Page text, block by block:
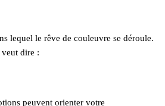
lequel le rêve de couleuvre se déroule.
dire :
peuvent orienter votre